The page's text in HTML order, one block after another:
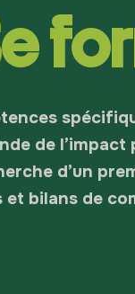
de
d’un
bilans de